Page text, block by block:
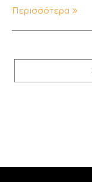
Περισσότερα